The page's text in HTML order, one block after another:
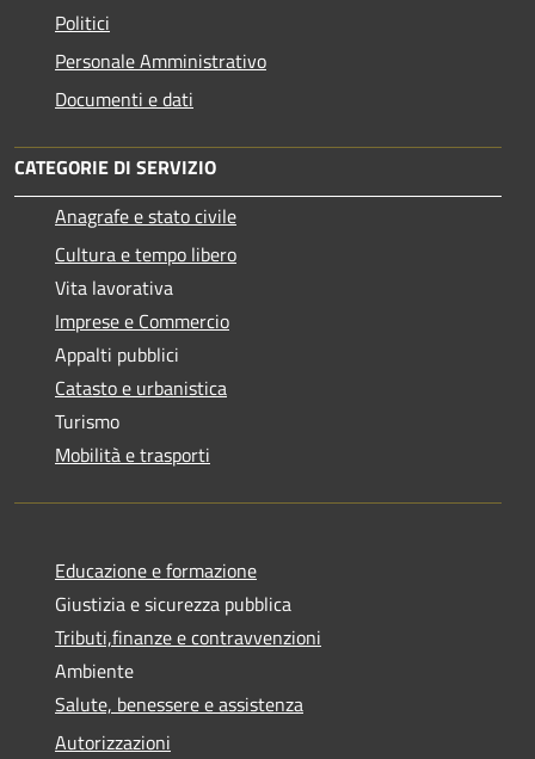
Politici
Personale Amministrativo
Documenti e dati
CATEGORIE DI SERVIZIO
Anagrafe e stato civile
Cultura e tempo libero
Vita lavorativa
Imprese e Commercio
Appalti pubblici
Catasto e urbanistica
Turismo
Mobilità e trasporti
Educazione e formazione
Giustizia e sicurezza pubblica
Tributi,finanze e contravvenzioni
Ambiente
Salute, benessere e assistenza
Autorizzazioni